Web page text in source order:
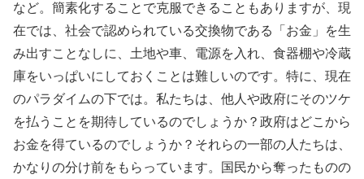
など。簡素化することで克服できることもありますが、現
在では、社会で認められている交換物である「お金」を生
み出すことなしに、土地や車、電源を入れ、食器棚や冷蔵
庫をいっぱいにしておくことは難しいのです。特に、現在
のパラダイムの下では。私たちは、他人や政府にそのツケ
を払うことを期待しているのでしょうか？政府はどこから
お金を得ているのでしょうか？それらの一部の人たちは、
かなりの分け前をもらっています。国民から奪ったものの